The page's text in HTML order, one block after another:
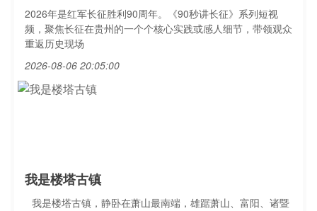
2026年是红军长征胜利90周年。《90秒讲长征》系列短视
频，聚焦长征在贵州的一个个核心实践或感人细节，带领观众
重返历史现场
2026-08-06 20:05:00
我是楼塔古镇
我是楼塔古镇，静卧在萧山最南端，雄踞萧山、富阳、诸暨